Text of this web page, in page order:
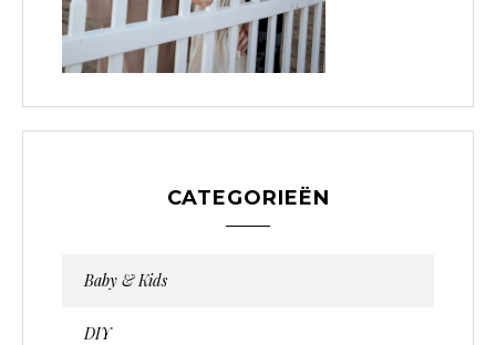
CATEGORIEËN
Baby & Kids
DIY